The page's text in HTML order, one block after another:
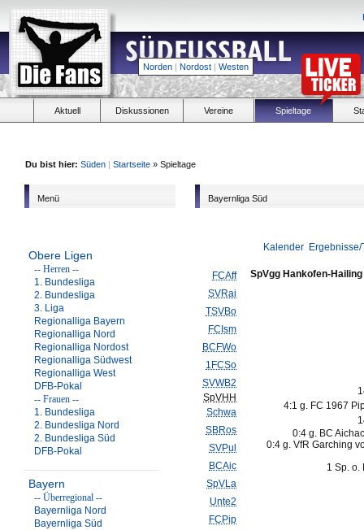
Norden | Nordost | Westen
Aktuell Diskussionen Vereine Spieltage
Du bist hier: Süden | Startseite » Spieltage
Menü
Obere Ligen
-- Herren --
1. Bundesliga
2. Bundesliga
3. Liga
Regionalliga Bayern
Regionalliga Nord
Regionalliga Nordost
Regionalliga Südwest
Regionalliga West
DFB-Pokal
-- Frauen --
1. Bundesliga
2. Bundesliga Nord
2. Bundesliga Süd
DFB-Pokal
Bayern
-- Überregional --
Bayernliga Nord
Bayernliga Süd
Bayernliga Süd
Kalender
FCAff
SVRai
TSVBo
FCIsm
BCFWo
1FCSo
SVWB2
SpVHH
Schwa
SBRos
SVPul
BCAic
SpVLa
Unte2
FCPip
SpVgg Hankofen-
4:1 g. FC 1967
0:4 g. BC
0:4 g. VfR Garching
1 Sp. o.